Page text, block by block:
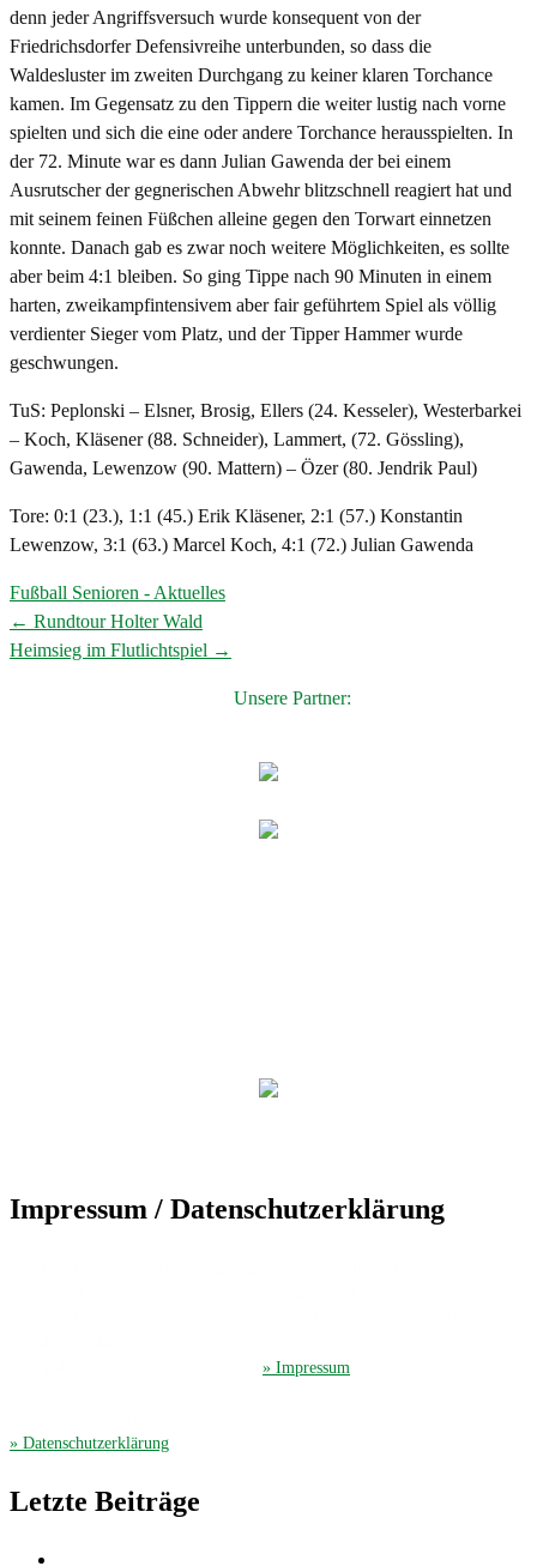
denn jeder Angriffsversuch wurde konsequent von der
Friedrichsdorfer Defensivreihe unterbunden, so dass die
Waldesluster im zweiten Durchgang zu keiner klaren Torchance
kamen. Im Gegensatz zu den Tippern die weiter lustig nach vorne
spielten und sich die eine oder andere Torchance herausspielten. In
der 72. Minute war es dann Julian Gawenda der bei einem
Ausrutscher der gegnerischen Abwehr blitzschnell reagiert hat und
mit seinem feinen Füßchen alleine gegen den Torwart einnetzen
konnte. Danach gab es zwar noch weitere Möglichkeiten, es sollte
aber beim 4:1 bleiben. So ging Tippe nach 90 Minuten in einem
harten, zweikampfintensivem aber fair geführtem Spiel als völlig
verdienter Sieger vom Platz, und der Tipper Hammer wurde
geschwungen.
TuS: Peplonski – Elsner, Brosig, Ellers (24. Kesseler), Westerbarkei
– Koch, Kläsener (88. Schneider), Lammert, (72. Gössling),
Gawenda, Lewenzow (90. Mattern) – Özer (80. Jendrik Paul)
Tore: 0:1 (23.), 1:1 (45.) Erik Kläsener, 2:1 (57.) Konstantin
Lewenzow, 3:1 (63.) Marcel Koch, 4:1 (72.) Julian Gawenda
Fußball Senioren - Aktuelles
Post
navigation
← Rundtour Holter Wald
Heimsieg im Flutlichtspiel →
Unsere Partner:
Impressum / Datenschutzerklärung
» Impressum
» Datenschutzerklärung
Letzte Beiträge